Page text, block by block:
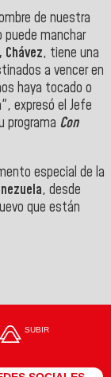
de nuestra
puede manchar
Chávez, tiene una
a vencer en
haya tocado o
expresó el Jefe
programa Con
especial de la
, desde
que están
SUBIR